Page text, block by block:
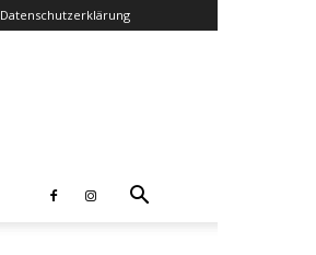
Datenschutzerklärung